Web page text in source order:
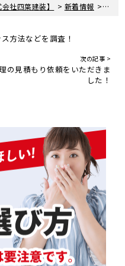
社四葉建装】 > 新着情報 >
方法などを調査！
次の記事 >
の見積もり依頼をいただきま
した！